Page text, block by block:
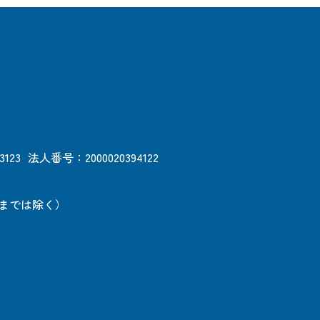
法人番号：2000020394122
は除く）